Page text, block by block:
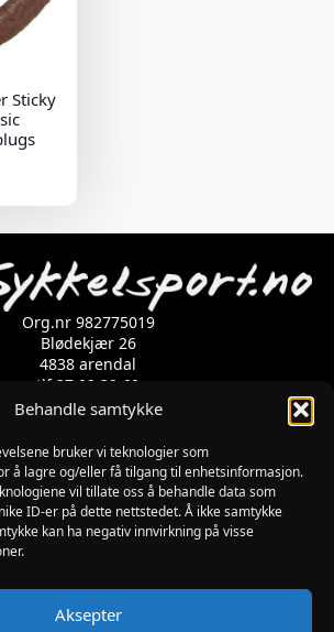
Behandle samtykke
bruker vi teknologier som
å lagre og/eller få tilgang til enhetsinformasjon.
vil tillate oss å behandle data som
ID-er på dette nettstedet. Å ikke samtykke
kan ha negativ innvirkning på visse
Aksepter
Sticky
Org.nr 982775019
Blødekjær 26
4838 arendal
tlf 37 02 39 60
Kontaktskjema
Åpningstider
FREDAG: 09:00-17:00
LØRDAG: 10:00-15:00
SØNDAG: STENGT
OG PINSEAFTEN : 10:00-13:00
Informasjon